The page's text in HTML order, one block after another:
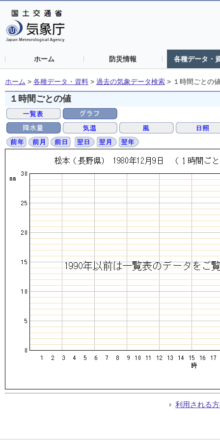
ホーム 防災情報 各種データ・
ホーム > 各種データ・資料 > 過去の気象データ検索 > １時間ごとの
１時間ごとの値
利用される